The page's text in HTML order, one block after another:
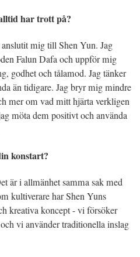
har trott på?
mig till Shen Yun. Jag
Falun Dafa och uppför mig
godhet och tålamod. Jag tänker
än tidigare. Jag bryr mig mindre
mer om vad mitt hjärta verkligen
möta dem positivt och använda
konstart?
är i allmänhet samma sak med
kultiverare har Shen Yuns
kreativa koncept - vi försöker
vi använder traditionella inslag